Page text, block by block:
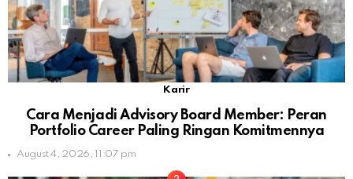
Karir
Cara Menjadi Advisory Board Member: Peran
Portfolio Career Paling Ringan Komitmennya
August 4, 2026, 11:07 pm